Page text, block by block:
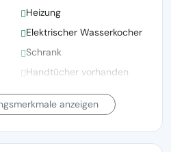
Heizung
Elektrischer Wasserkocher
Schrank
Handtücher vorhanden
Feuerlöscher
anzeigen